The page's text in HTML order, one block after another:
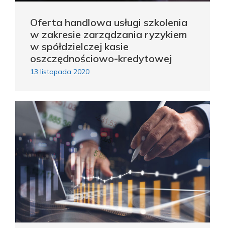
Oferta handlowa usługi szkolenia
w zakresie zarządzania ryzykiem
w spółdzielczej kasie
oszczędnościowo-kredytowej
13 listopada 2020